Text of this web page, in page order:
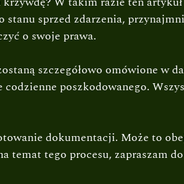
sprzed zdarzenia,
o swoje prawa.
szczegółowo omówione w
poszkodowanego.
dokumentacji. Może to
temat tego procesu, zapraszam